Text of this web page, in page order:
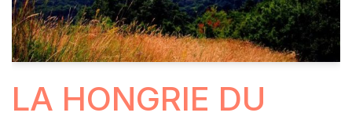
LA HONGRIE DU